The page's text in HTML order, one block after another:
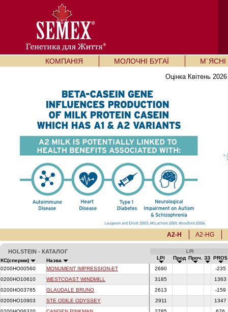
КОМПАНІЯ МОЛОЧНІ БУГАЇ М`ЯСНІ
Оцінка Квітень
A2-H A2-HG
HOLSTEIN - КАТАЛОГ LPI
КС(сперми) Назва LPI Прод Проч. ЗЗ PRO$
0200HO00560
MONUMENT IMPRESSION-ET 2690
-235
0200HO10610
WESTCOAST WINDMILL 3185
1363
0200HO03765
GLAUDALE BRUNO 2613
-159
0200HO10903
STE ODILE ODYSSEY 2911
1347